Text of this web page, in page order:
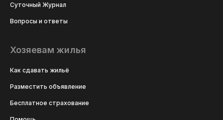
Суточный Журнал
Вопросы и ответы
Хозяевам жилья
Как сдавать жильё
Разместить объявление
Бесплатное страхование